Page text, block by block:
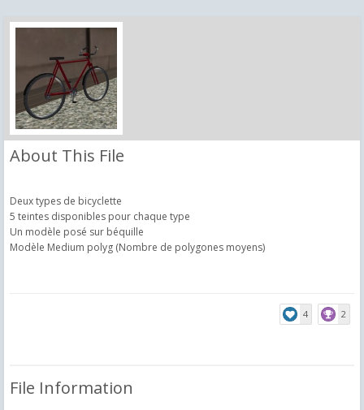
About This File
Deux types de bicyclette
5 teintes disponibles pour chaque type
Un modèle posé sur béquille
Modèle Medium polyg (Nombre de polygones moyens)
4 2
File Information